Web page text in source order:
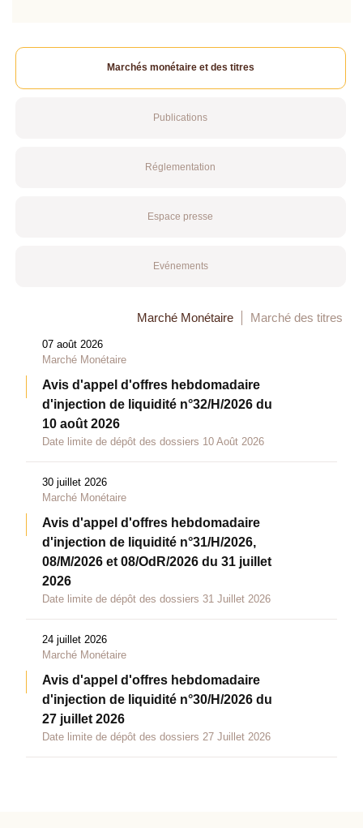
Marchés monétaire et des titres
Publications
Réglementation
Espace presse
Evénements
Marché Monétaire Marché des titres
07 août 2026
Marché Monétaire
Avis d'appel d'offres hebdomadaire
d'injection de liquidité n°32/H/2026 du
10 août 2026
Date limite de dépôt des dossiers 10 Août 2026
30 juillet 2026
Marché Monétaire
Avis d'appel d'offres hebdomadaire
d'injection de liquidité n°31/H/2026,
08/M/2026 et 08/OdR/2026 du 31 juillet
2026
Date limite de dépôt des dossiers 31 Juillet 2026
24 juillet 2026
Marché Monétaire
Avis d'appel d'offres hebdomadaire
d'injection de liquidité n°30/H/2026 du
27 juillet 2026
Date limite de dépôt des dossiers 27 Juillet 2026